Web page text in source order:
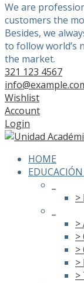
We are
customers the
Besides, we
to follow world’s
the market.
321 123 4567
Wishlist
Account
Login
HOME
>
>
>
>
>
>